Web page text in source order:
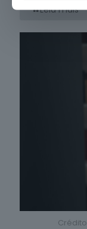
Leia mais